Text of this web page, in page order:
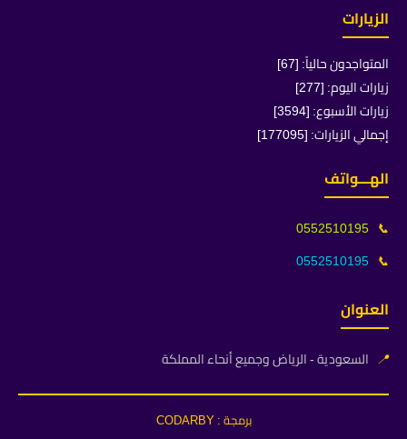
الزيارات
المتواجدون حالياً: [67]
زيارات اليوم: [277]
زيارات الأسبوع: [3594]
إجمالي الزيارات: [177095]
الهـــواتف
📞
0552510195
📞
0552510195
العنوان
📍 السعودية - الرياض وجميع أنحاء المملكة
برمجة : CODARBY